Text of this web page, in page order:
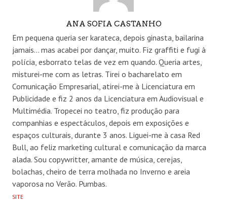
ANA SOFIA CASTANHO
Em pequena queria ser karateca, depois ginasta, bailarina
jamais... mas acabei por dançar, muito. Fiz graffiti e fugi à
polícia, esborrato telas de vez em quando. Queria artes,
misturei-me com as letras. Tirei o bacharelato em
Comunicação Empresarial, atirei-me à Licenciatura em
Publicidade e fiz 2 anos da Licenciatura em Audiovisual e
Multimédia. Tropecei no teatro, fiz produção para
companhias e espectáculos, depois em exposições e
espaços culturais, durante 3 anos. Liguei-me à casa Red
Bull, ao feliz marketing cultural e comunicação da marca
alada. Sou copywritter, amante de música, cerejas,
bolachas, cheiro de terra molhada no Inverno e areia
vaporosa no Verão. Pumbas.
SITE